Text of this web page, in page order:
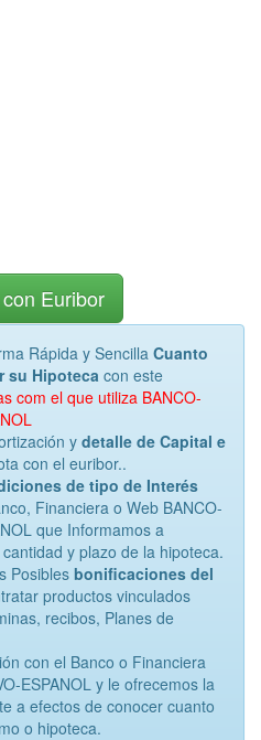
Euribor
Rápida y Sencilla Cuanto
su Hipoteca con este
com el que utiliza BANCO-
y detalle de Capital e
con el euribor..
de tipo de Interés
Financiera o Web BANCO-
que Informamos a
y plazo de la hipoteca.
Posibles bonificaciones del
productos vinculados
recibos, Planes de
con el Banco o Financiera
ESPANOL y le ofrecemos la
a efectos de conocer cuanto
o hipoteca.